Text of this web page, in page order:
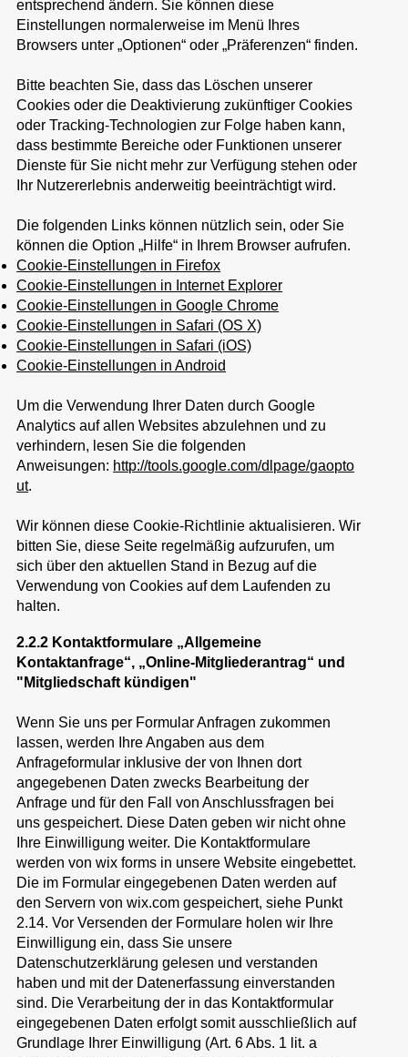
entsprechend ändern. Sie können diese
Einstellungen normalerweise im Menü Ihres
Browsers unter „Optionen“ oder „Präferenzen“ finden.
Bitte beachten Sie, dass das Löschen unserer
Cookies oder die Deaktivierung zukünftiger Cookies
oder Tracking-Technologien zur Folge haben kann,
dass bestimmte Bereiche oder Funktionen unserer
Dienste für Sie nicht mehr zur Verfügung stehen oder
Ihr Nutzererlebnis anderweitig beeinträchtigt wird.
Die folgenden Links können nützlich sein, oder Sie
können die Option „Hilfe“ in Ihrem Browser aufrufen.
Cookie-Einstellungen in Firefox
Cookie-Einstellungen in Internet Explorer
Cookie-Einstellungen in Google Chrome
Cookie-Einstellungen in Safari (OS X)
Cookie-Einstellungen in Safari (iOS)
Cookie-Einstellungen in Android
Um die Verwendung Ihrer Daten durch Google
Analytics auf allen Websites abzulehnen und zu
verhindern, lesen Sie die folgenden
Anweisungen: http://tools.google.com/dlpage/gaopto
ut.
Wir können diese Cookie-Richtlinie aktualisieren. Wir
bitten Sie, diese Seite regelmäßig aufzurufen, um
sich über den aktuellen Stand in Bezug auf die
Verwendung von Cookies auf dem Laufenden zu
halten.
2.2.2 Kontaktformulare „Allgemeine
Kontaktanfrage“, „Online-Mitgliederantrag“ und
"Mitgliedschaft kündigen"
Wenn Sie uns per Formular Anfragen zukommen
lassen, werden Ihre Angaben aus dem
Anfrageformular inklusive der von Ihnen dort
angegebenen Daten zwecks Bearbeitung der
Anfrage und für den Fall von Anschlussfragen bei
uns gespeichert. Diese Daten geben wir nicht ohne
Ihre Einwilligung weiter. Die Kontaktformulare
werden von wix forms in unsere Website eingebettet.
Die im Formular eingegebenen Daten werden auf
den Servern von wix.com gespeichert, siehe Punkt
2.14. Vor Versenden der Formulare holen wir Ihre
Einwilligung ein, dass Sie unsere
Datenschutzerklärung gelesen und verstanden
haben und mit der Datenerfassung einverstanden
sind. Die Verarbeitung der in das Kontaktformular
eingegebenen Daten erfolgt somit ausschließlich auf
Grundlage Ihrer Einwilligung (Art. 6 Abs. 1 lit. a